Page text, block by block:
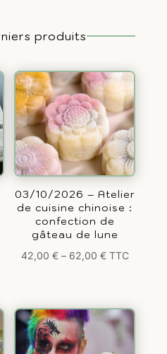
produits
03/10/2026 – Atelier
de cuisine chinoise :
confection de
gâteau de lune
42,00 €– 62,00 € TTC